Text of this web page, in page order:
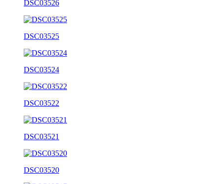
DSC03526
DSC03525
DSC03524
DSC03522
DSC03521
DSC03520